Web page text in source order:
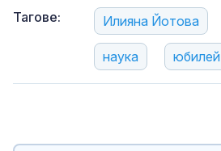
Тагове: Илияна Йотова
наука юбилей